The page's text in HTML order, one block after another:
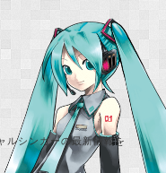
ルシンガーの最新情報を